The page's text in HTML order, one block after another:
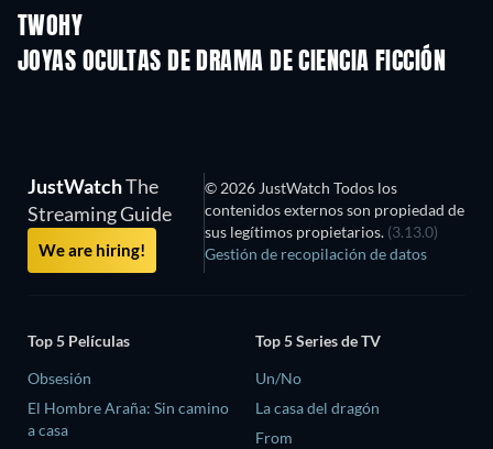
TWOHY
JOYAS OCULTAS DE DRAMA DE CIENCIA FICCIÓN
TV
JustWatchThe
Streaming Guide
We are hiring!
© 2026 JustWatch Todos los
contenidos externos son propiedad de
sus legítimos propietarios. (3.13.0)
Gestión de recopilación de datos
Top 5 Películas
Obsesión
El Hombre Araña: Sin camino
a casa
Top 5 Series de TV
Un/No
La casa del dragón
From